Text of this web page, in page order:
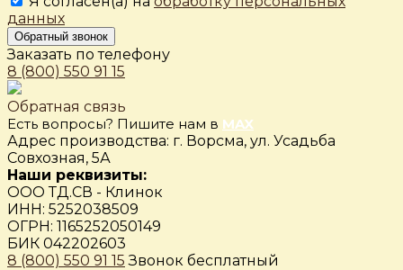
данных
Обратный звонок
Заказать по телефону
8 (800) 550 91 15
Обратная связь
Есть вопросы? Пишите нам в MAX
Адрес производства: г. Ворсма, ул. Усадьба
Совхозная, 5А
Наши реквизиты:
ООО ТД.СВ - Клинок
ИНН: 5252038509
ОГРН: 1165252050149
БИК 042202603
8 (800) 550 91 15 Звонок бесплатный